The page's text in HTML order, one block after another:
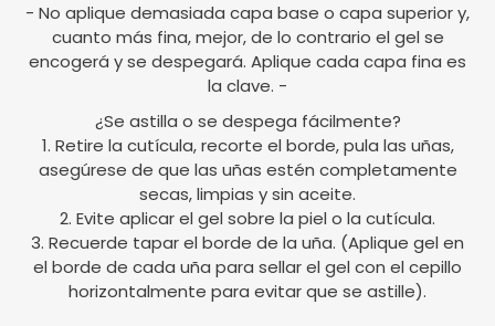
- No aplique demasiada capa base o capa superior y,
cuanto más fina, mejor, de lo contrario el gel se
encogerá y se despegará. Aplique cada capa fina es
la clave. -
¿Se astilla o se despega fácilmente?
1. Retire la cutícula, recorte el borde, pula las uñas,
asegúrese de que las uñas estén completamente
secas, limpias y sin aceite.
2. Evite aplicar el gel sobre la piel o la cutícula.
3. Recuerde tapar el borde de la uña. (Aplique gel en
el borde de cada uña para sellar el gel con el cepillo
horizontalmente para evitar que se astille).